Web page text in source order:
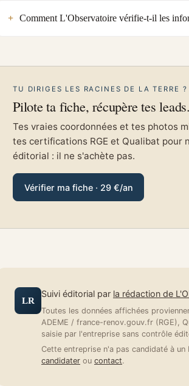
Comment L'Observatoire vérifie-t-il les
TU DIRIGES LES RACINES DE LA TERRE ?
Pilote ta fiche, récupère tes leads.
Tes vraies coordonnées et tes photos
tes certifications RGE et Qualibat pour
éditorial : il ne s'achète pas.
Vérifier ma fiche · 29 €/an
LR
Suivi éditorial par la rédaction de
Toutes les données affichées
ADEME / france-renov.gouv.fr (RGE),
saisie par l'entreprise sans contrôle
Cette entreprise n'a pas candidaté à
candidater ou contact.